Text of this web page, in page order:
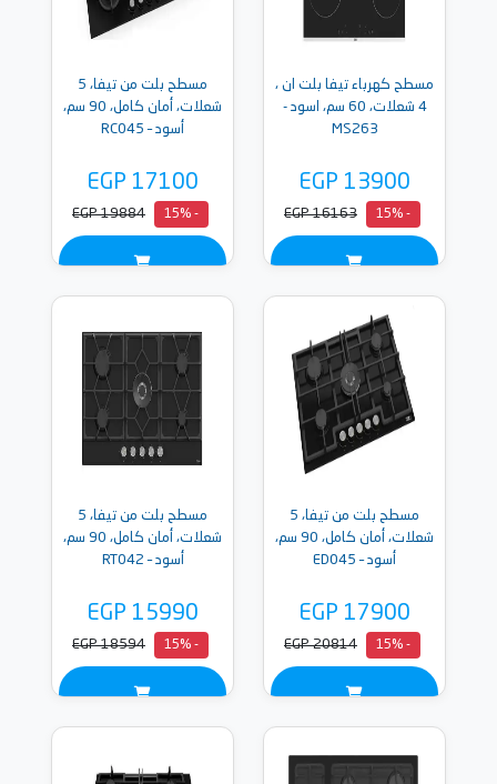
مسطح كهرباء تيفا بلت ان ،
4 شعلات، 60 سم، اسود -
MS263
EGP 13900
- 15%
EGP 16163
مسطح بلت من تيفا، 5
شعلات، أمان كامل، 90 سم،
أسود – RC045
EGP 17100
- 15%
EGP 19884
مسطح بلت من تيفا، 5
شعلات، أمان كامل، 90 سم،
أسود – ED045
EGP 17900
- 15%
EGP 20814
مسطح بلت من تيفا، 5
شعلات، أمان كامل، 90 سم،
أسود – RT042
EGP 15990
- 15%
EGP 18594